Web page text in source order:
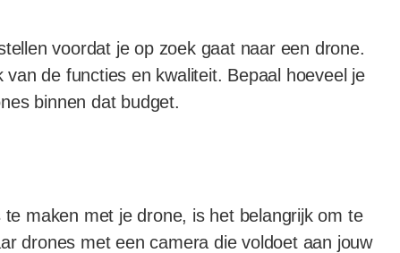
voordat je op zoek gaat naar een drone.
de functies en kwaliteit. Bepaal hoeveel je
binnen dat budget.
te maken met je drone, is het belangrijk om te
drones met een camera die voldoet aan jouw